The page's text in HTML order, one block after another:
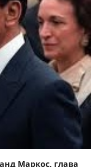
Маркос, глава